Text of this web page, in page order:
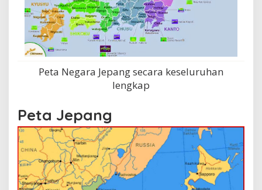
Peta Negara Jepang secara keseluruhan
lengkap
Peta Jepang